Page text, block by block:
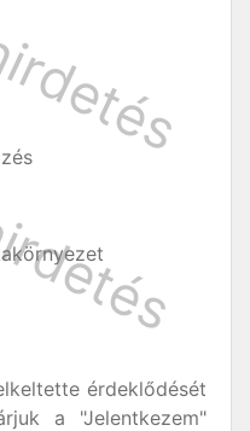
érdeklődését
a "Jelentkezem"